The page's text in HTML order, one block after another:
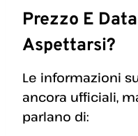
Prezzo E
Aspettarsi?
Le informazioni
ancora ufficiali,
parlano di: